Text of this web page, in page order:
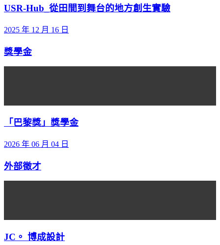
USR-Hub_從田間到舞台的地方創生實驗
2025 年 12 月 16 日
獎學金
「巴黎獎」獎學金
2026 年 06 月 04 日
外部徵才
JC。 博成設計